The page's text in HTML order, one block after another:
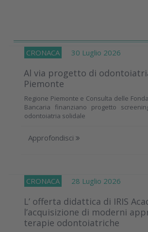
CRONACA 30 Luglio 2026
Al via progetto di
Piemonte
Regione Piemonte e Consulta delle
Bancaria finanziano progetto
odontoiatria solidale
Approfondisci
CRONACA 28 Luglio 2026
L’ offerta didattica di IRIS
l’acquisizione di moderni
terapie odontoiatriche